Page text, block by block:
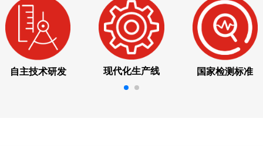
自主技术研发 现代化生产线 国家检测标准